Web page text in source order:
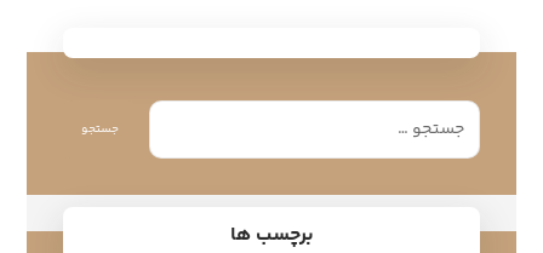
جستجو
برچسب ها